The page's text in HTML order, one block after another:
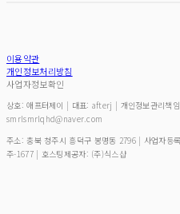
이용약관
개인정보처리방침
사업자정보확인
상호: 애프터제이 | 대표: afterj | 개인정보관리책
smrlsmrlqhd@naver.com
주소: 충북 청주시 흥덕구 봉명동 2796 | 사업자등
주-1677| 호스팅제공자: (주)식스샵